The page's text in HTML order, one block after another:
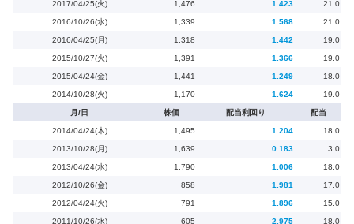
2017/04/25(火) 1,476 1.423 21.0
2016/10/26(水) 1,339 1.568 21.0
2016/04/25(月) 1,318 1.442 19.0
2015/10/27(火) 1,391 1.366 19.0
2015/04/24(金) 1,441 1.249 18.0
2014/10/28(火) 1,170 1.624 19.0
月/日 株価 配当利回り 配当
2014/04/24(木) 1,495 1.204 18.0
2013/10/28(月) 1,639 0.183 3.0
2013/04/24(水) 1,790 1.006 18.0
2012/10/26(金) 858 1.981 17.0
2012/04/24(火) 791 1.896 15.0
2011/10/26(水) 605 2.975 18.0